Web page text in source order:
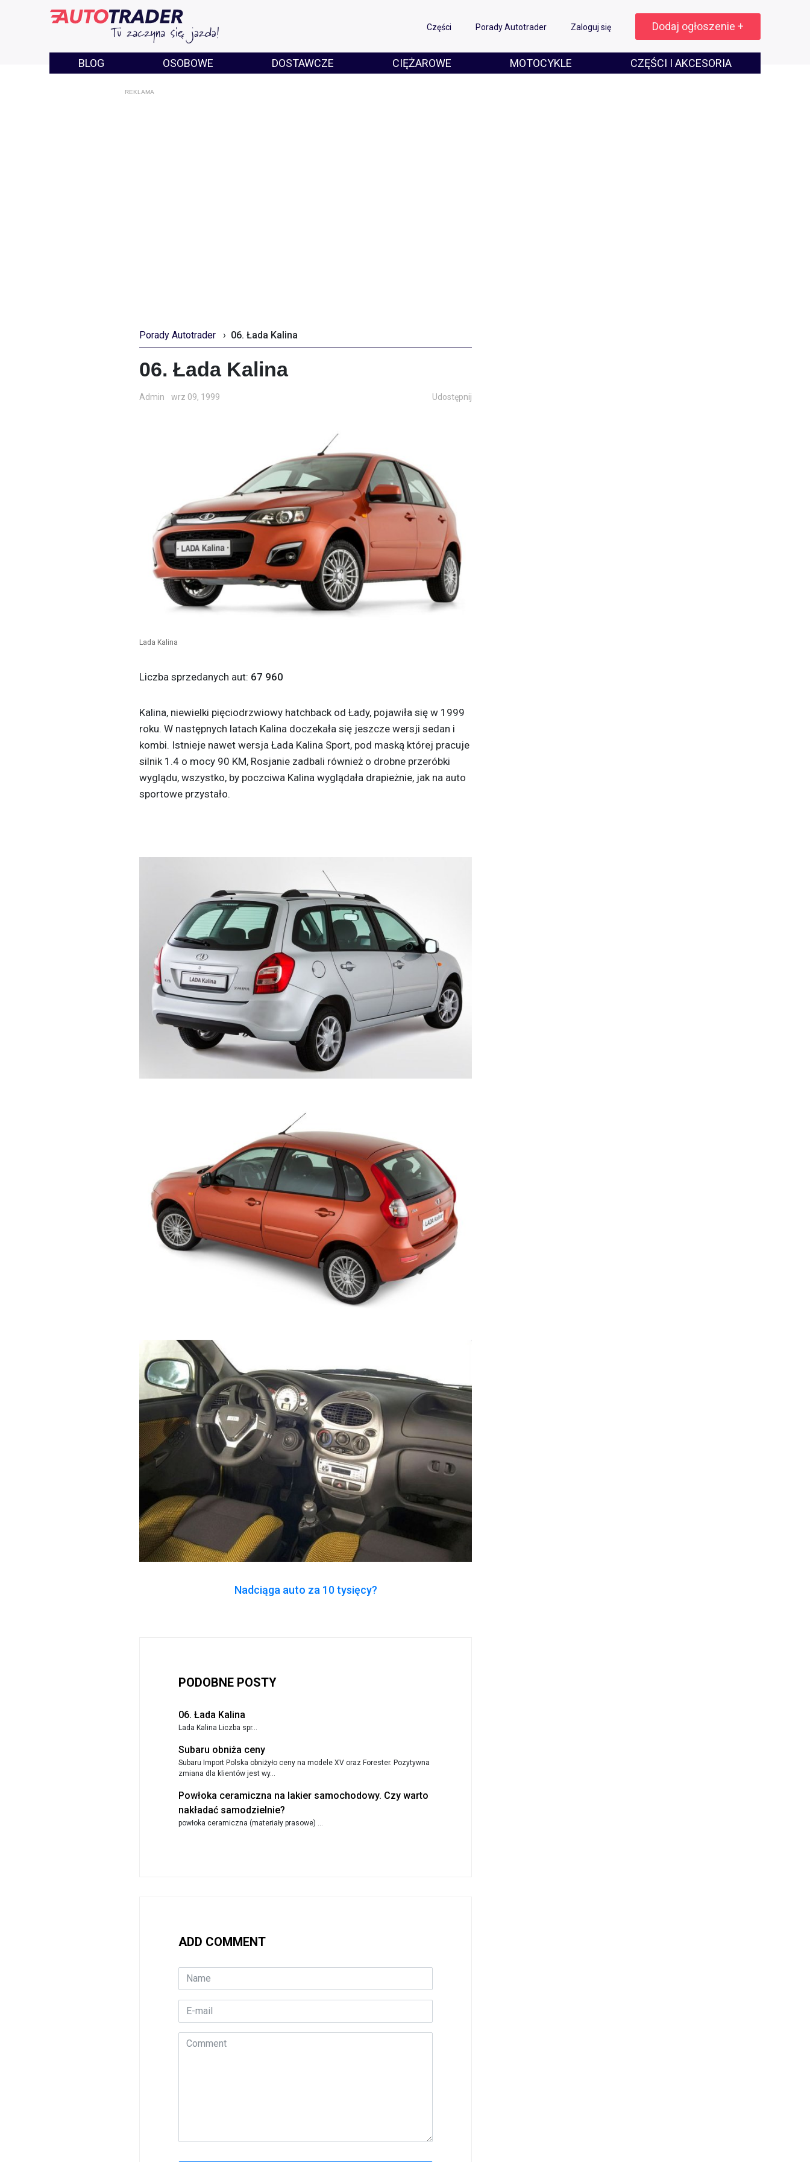
Części Porady Autotrader Zaloguj się Dodaj ogłoszenie +
BLOG OSOBOWE DOSTAWCZE CIĘŻAROWE MOTOCYKLE CZĘŚCI I AKCESORIA
REKLAMA
Porady Autotrader › 06. Łada Kalina
06. Łada Kalina
Admin wrz 09, 1999 Udostępnij
Lada Kalina
Liczba sprzedanych aut: 67 960
Kalina, niewielki pięciodrzwiowy hatchback od Łady, pojawiła się w 1999
roku. W następnych latach Kalina doczekała się jeszcze wersji sedan i
kombi. Istnieje nawet wersja Łada Kalina Sport, pod maską której pracuje
silnik 1.4 o mocy 90 KM, Rosjanie zadbali również o drobne przeróbki
wyglądu, wszystko, by poczciwa Kalina wyglądała drapieżnie, jak na auto
sportowe przystało.
Nadciąga auto za 10 tysięcy?
PODOBNE POSTY
06. Łada Kalina
Lada Kalina Liczba spr...
Subaru obniża ceny
Subaru Import Polska obniżyło ceny na modele XV oraz Forester. Pozytywna
zmiana dla klientów jest wy...
Powłoka ceramiczna na lakier samochodowy. Czy warto
nakładać samodzielnie?
powłoka ceramiczna (materiały prasowe) ...
ADD COMMENT